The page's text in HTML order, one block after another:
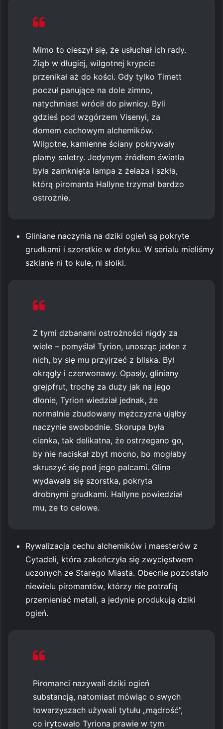
Mimo to cieszył się, że usłuchał ich rady.
Ziąb w długiej, wilgotnej krypcie
przenikał aż do kości. Gdy tylko Timett
poczuł panujące na dole zimno,
natychmiast wrócił do piwnicy. Byli
gdzieś pod wzgórzem Visenyi, za
domem cechowym alchemików.
Wilgotne, kamienne ściany pokrywały
plamy saletry. Jedynym źródłem światła
była zamknięta lampa z żelaza i szkła,
którą piromanta Hallyne trzymał bardzo
ostrożnie.
Gliniane naczynia na dziki ogień są pokryte
grudkami i szorstkie w dotyku. W serialu mieliśmy
szklane ni to kule, ni słoiki.
Z tymi dzbanami ostrożności nigdy za
wiele – pomyślał Tyrion, unosząc jeden z
nich, by się mu przyjrzeć z bliska. Był
okrągły i czerwonawy. Opasły, gliniany
grejpfrut, trochę za duży jak na jego
dłonie, Tyrion wiedział jednak, że
normalnie zbudowany mężczyzna ująłby
naczynie swobodnie. Skorupa była
cienka, tak delikatna, że ostrzegano go,
by nie naciskał zbyt mocno, bo mogłaby
skruszyć się pod jego palcami. Glina
wydawała się szorstka, pokryta
drobnymi grudkami. Hallyne powiedział
mu, że to celowe.
Rywalizacja cechu alchemików i maesterów z
Cytadeli, która zakończyła się zwycięstwem
uczonych ze Starego Miasta. Obecnie pozostało
niewielu piromantów, którzy nie potrafią
przemieniać metali, a jedynie produkują dziki
ogień.
Piromanci nazywali dziki ogień
substancją, natomiast mówiąc o swych
towarzyszach używali tytułu „mądrość”,
co irytowało Tyriona prawie w tym